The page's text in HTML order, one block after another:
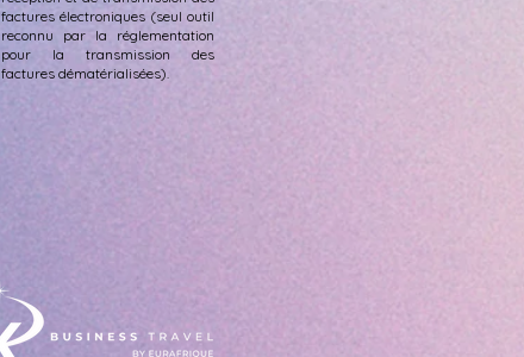
factures électroniques (seul outil
reconnu par la réglementation
pour la transmission des
factures dématérialisées).